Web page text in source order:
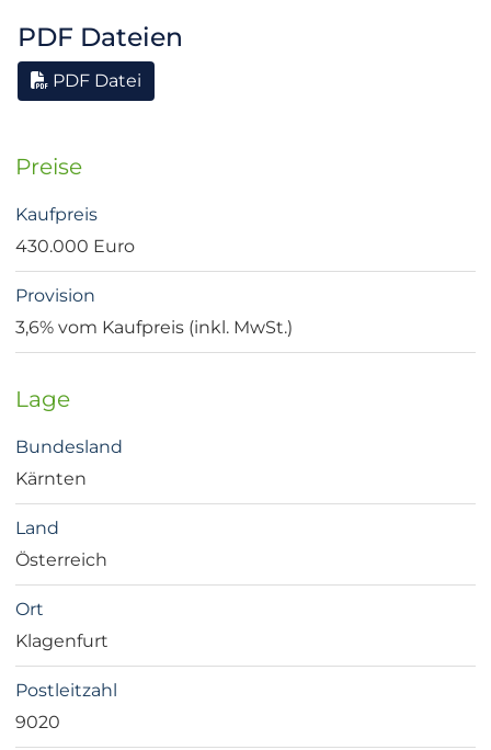
PDF Dateien
PDF Datei
Preise
Kaufpreis
430.000 Euro
Provision
3,6% vom Kaufpreis (inkl. MwSt.)
Lage
Bundesland
Kärnten
Land
Österreich
Ort
Klagenfurt
Postleitzahl
9020